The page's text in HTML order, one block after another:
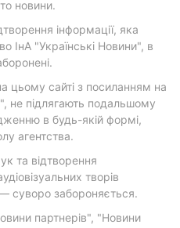
новини.
інформації, яка
ІнА "Українські Новини", в
цьому сайті з посиланням на
не підлягають подальшому
в будь-якій формі,
агентства.
та відтворення
творів
суворо забороняється.
партнерів", "Новини